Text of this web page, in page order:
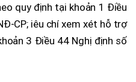
quy định tại khoản 1 Điều
CP; iêu chí xem xét hỗ trợ
3 Điều 44 Nghị định số